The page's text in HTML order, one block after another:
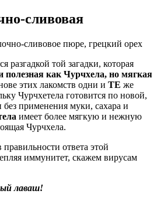
сливовая
сливовое пюре, грецкий орех
разгадкой той загадки, которая
полезная как Чурчхела, но мягкая
этих лакомств одни и ТЕ же
Чурчхетела готовится по новой,
без применения муки, сахара и
имеет более мягкую и нежную
Чурчхела.
ответа этой
иммунитет, скажем вирусам
лаваш!